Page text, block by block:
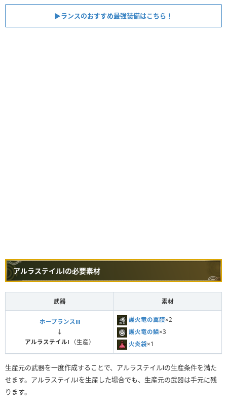
▶︎ランスのおすすめ最強装備はこちら！
アルラステイルⅠの必要素材
武器 素材
ホープランスⅢ
↓
アルラステイルⅠ（生産）
護火竜の翼膜×2
護火竜の鱗×3
火炎袋×1
生産元の武器を一度作成することで、アルラステイルⅠの生産条件を満た
せます。アルラステイルⅠを生産した場合でも、生産元の武器は手元に残
ります。